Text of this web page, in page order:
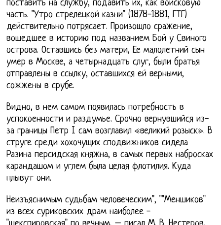
поставить на службу, подавить их, как войсковую
часть. "Утро стрелецкой казни" (1878-1881, ГТГ)
действительно потрясает. Произошло сражение,
вошедшее в историю под названием Бой у Свиного
острова. Оставшись без матери, Ее малолетний сын
умер в Москве, а четырнадцать слуг, были братья
отправлены в ссылку, оставшихся ей верными,
сожжены в срубе.
Видно, в нем самом появилась потребность в
успокоенности и раздумье. Срочно вернувшийся из-
за границы Петр I сам возглавил «великий розыск». В
струге среди хохочущих сподвижников сидела
Разина персидская княжна, в самых первых набросках
карандашом и углем была целая флотилия. Куда
плывут они.
Неизъяснимым судьбам человеческим", ""Меншиков"
из всех суриковских драм наиболее -